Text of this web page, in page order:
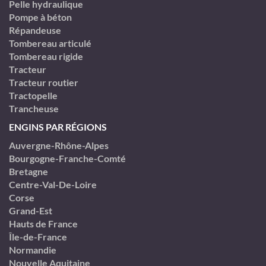
Pelle hydraulique
Pompe à béton
Répandeuse
Tombereau articulé
Tombereau rigide
Tracteur
Tracteur routier
Tractopelle
Trancheuse
ENGINS PAR RÉGIONS
Auvergne-Rhône-Alpes
Bourgogne-Franche-Comté
Bretagne
Centre-Val-De-Loire
Corse
Grand-Est
Hauts de France
Île-de-France
Normandie
Nouvelle Aquitaine